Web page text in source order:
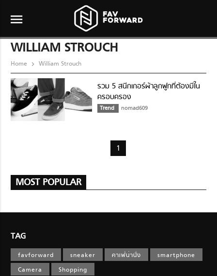
menu
WILLIAM STROUCH
Home William Strouch
รวม 5 สนีกเกอร์ผ้าลูกฟูกที่ต้องมีใน
ครอบครอง
Trend nomad609
1
MOST POPULAR
TAG
favforward sneaker คาเฟ่น่านั่ง
smartphone
Camera
Shopping